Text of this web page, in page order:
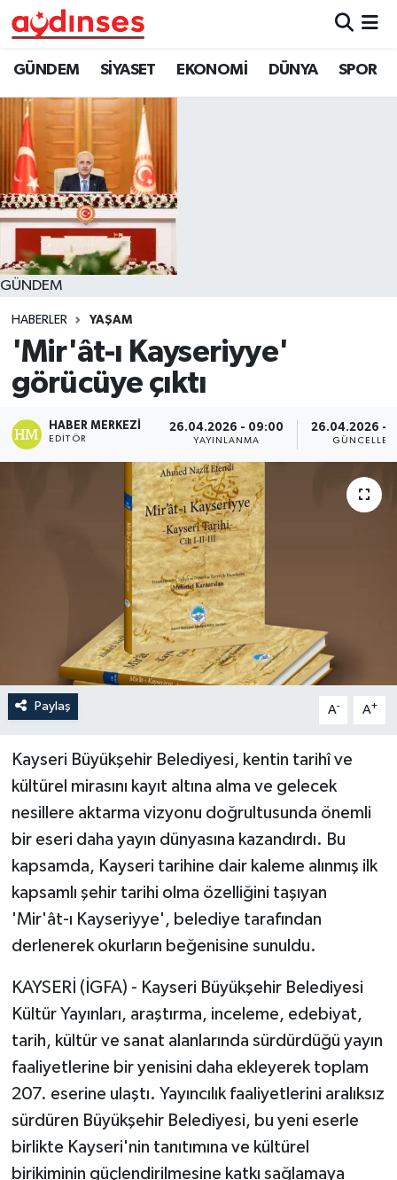
GÜNDEM SİYASET EKONOMİ DÜNYA SPOR
GÜNDEM
HABERLER YAŞAM
'Mir'ât-ı Kayseriyye'
görücüye çıktı
HABER MERKEZI
EDITÖR
26.04.2026 - 09:00
YAYINLANMA
26.04.2026 -
Paylaş A- A+
Kayseri Büyükşehir Belediyesi, kentin tarihî ve
kültürel mirasını kayıt altına alma ve gelecek
nesillere aktarma vizyonu doğrultusunda önemli
bir eseri daha yayın dünyasına kazandırdı. Bu
kapsamda, Kayseri tarihine dair kaleme alınmış ilk
kapsamlı şehir tarihi olma özelliğini taşıyan
'Mir'ât-ı Kayseriyye', belediye tarafından
derlenerek okurların beğenisine sunuldu.
KAYSERİ (İGFA) - Kayseri Büyükşehir Belediyesi
Kültür Yayınları, araştırma, inceleme, edebiyat,
tarih, kültür ve sanat alanlarında sürdürdüğü yayın
faaliyetlerine bir yenisini daha ekleyerek toplam
207. eserine ulaştı. Yayıncılık faaliyetlerini aralıksız
sürdüren Büyükşehir Belediyesi, bu yeni eserle
birlikte Kayseri'nin tanıtımına ve kültürel
birikiminin güçlendirilmesine katkı sağlamaya
GÜNDEM
SİYASET
EKONOMİ
DÜNYA
SPOR
MAGAZİN
YAŞAM
Nöbetçi Eczaneler
Hava Durumu
Aydin Namaz Vakitleri
Trafik Durumu
Süper Lig Puan Durumu ve Fikstür
Tüm Manşetler
Son Dakika Haberleri
Haber Arşivi